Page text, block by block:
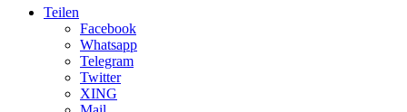
Teilen
Facebook
Whatsapp
Telegram
Twitter
XING